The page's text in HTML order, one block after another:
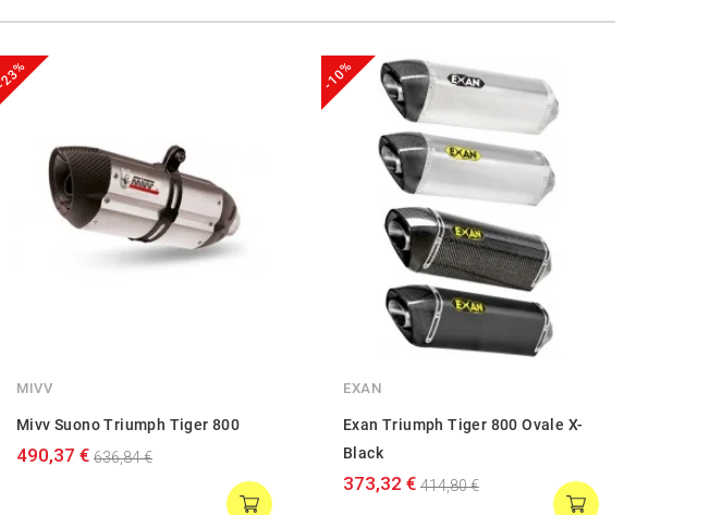
-23%
MIVV
Mivv Suono Triumph Tiger 800
490,37 € 636,84 €
-10%
EXAN
Exan Triumph Tiger 800 Ovale X-
Black
373,32 € 414,80 €